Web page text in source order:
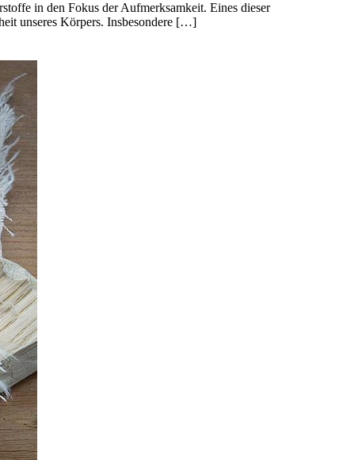
in den Fokus der Aufmerksamkeit. Eines dieser
unseres Körpers. Insbesondere […]